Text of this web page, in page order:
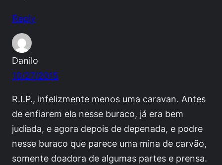
Reply
Danilo
10/27/2015
R.I.P., infelizmente menos uma caravan. Antes
de enfiarem ela nesse buraco, já era bem
judiada, e agora depois de depenada, e podre
nesse buraco que parece uma mina de carvão,
somente doadora de algumas partes e prensa.